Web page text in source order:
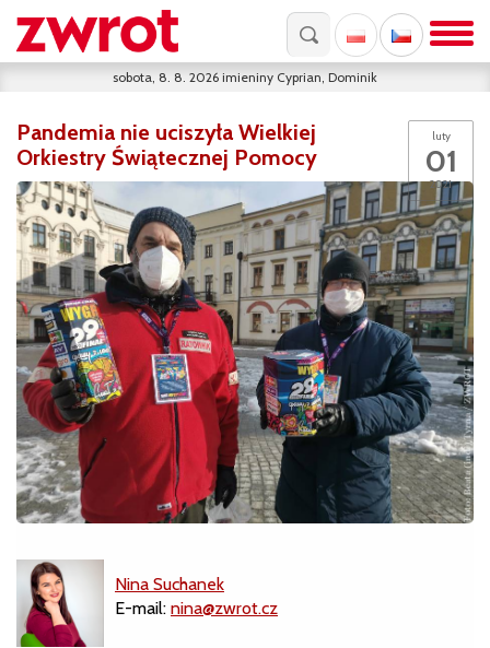
sobota, 8. 8. 2026 imieniny Cyprian, Dominik
luty
01
2021
Pandemia nie uciszyła Wielkiej
Orkiestry Świątecznej Pomocy
Nina Suchanek
E-mail: nina@zwrot.cz